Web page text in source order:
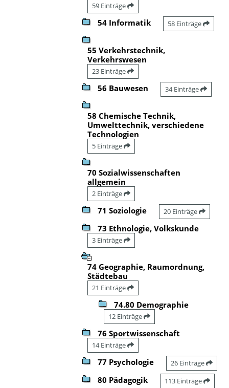
59 Einträge
54 Informatik 58 Einträge
55 Verkehrstechnik,
Verkehrswesen
23 Einträge
56 Bauwesen 34 Einträge
58 Chemische Technik,
Umwelttechnik, verschiedene
Technologien
5 Einträge
70 Sozialwissenschaften
allgemein
2 Einträge
71 Soziologie 20 Einträge
73 Ethnologie, Volkskunde
3 Einträge
74 Geographie, Raumordnung,
Städtebau
21 Einträge
74.80 Demographie
12 Einträge
76 Sportwissenschaft
14 Einträge
77 Psychologie 26 Einträge
80 Pädagogik 113 Einträge